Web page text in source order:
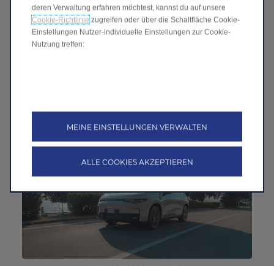
deren Verwaltung erfahren möchtest, kannst du auf unsere
Cookie-Richtlinie zugreifen oder über die Schaltfläche Cookie-
Einstellungen Nutzer-individuelle Einstellungen zur Cookie-
Nutzung treffen:
MEINE EINSTELLUNGEN VERWALTEN
ALLE COOKIES AKZEPTIEREN